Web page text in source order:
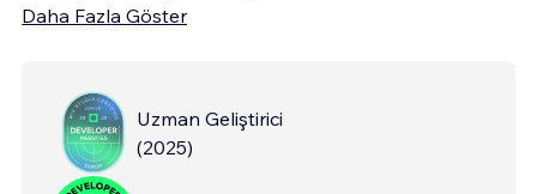
Daha Fazla Göster
Uzman Geliştirici
(2025)